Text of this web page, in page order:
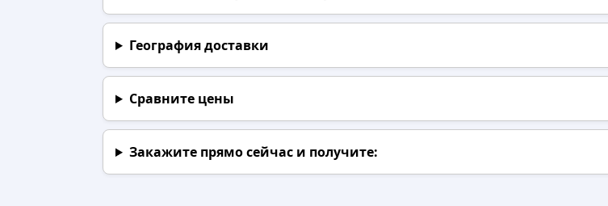
География доставки
Сравните цены
Закажите прямо сейчаси получите: